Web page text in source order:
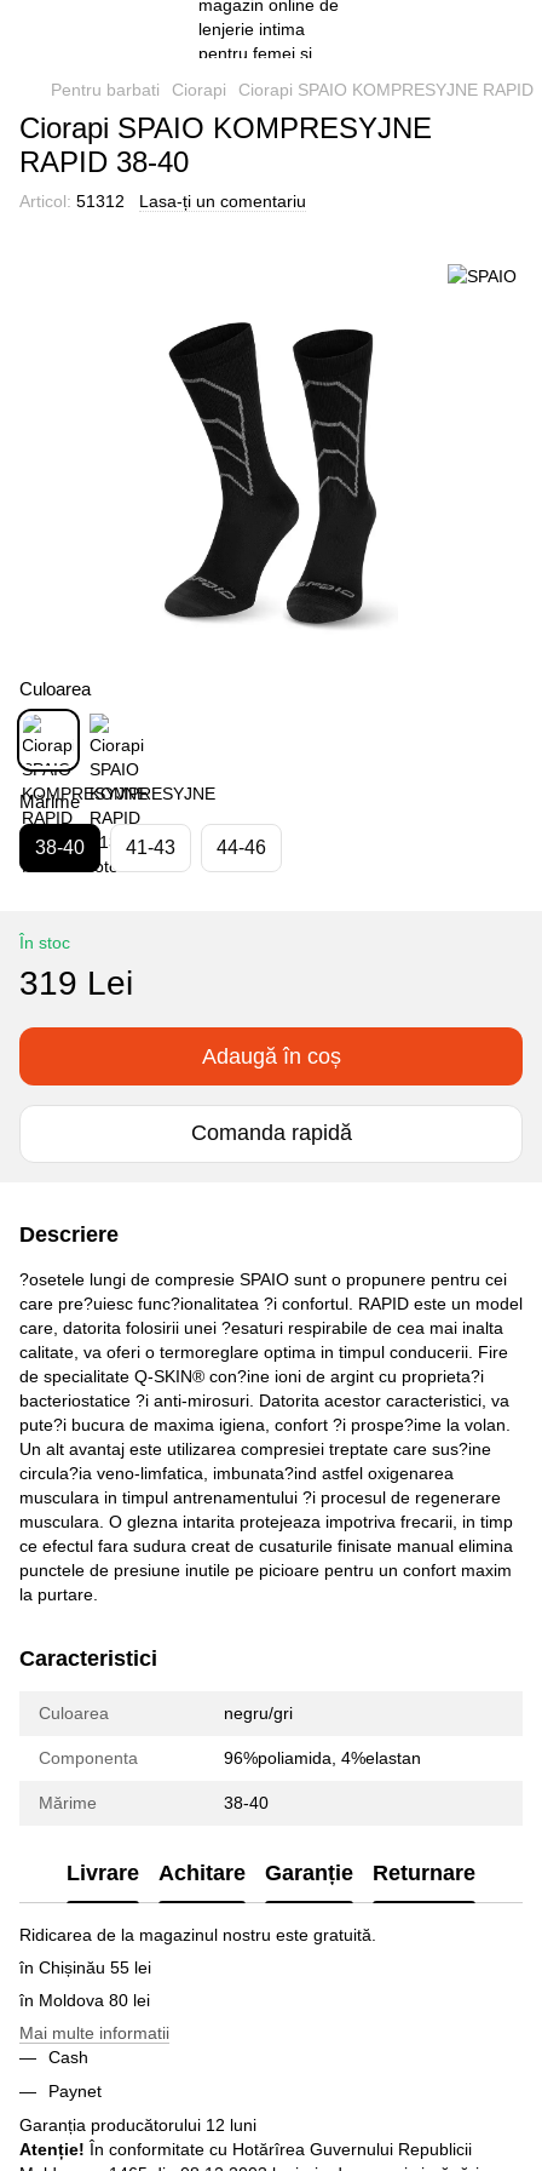
Pentru barbati Ciorapi Ciorapi SPAIO KOMPRESYJNE RAPID
Ciorapi SPAIO KOMPRESYJNE
RAPID 38-40
Articol: 51312 Lasa-ți un comentariu
Culoarea
Mărime
38-40 41-43 44-46
În stoc
319 Lei
Adaugă în coș
Comanda rapidă
Descriere
?osetele lungi de compresie SPAIO sunt o propunere pentru cei
care pre?uiesc func?ionalitatea ?i confortul. RAPID este un model
care, datorita folosirii unei ?esaturi respirabile de cea mai inalta
calitate, va oferi o termoreglare optima in timpul conducerii. Fire
de specialitate Q-SKIN® con?ine ioni de argint cu proprieta?i
bacteriostatice ?i anti-mirosuri. Datorita acestor caracteristici, va
pute?i bucura de maxima igiena, confort ?i prospe?ime la volan.
Un alt avantaj este utilizarea compresiei treptate care sus?ine
circula?ia veno-limfatica, imbunata?ind astfel oxigenarea
musculara in timpul antrenamentului ?i procesul de regenerare
musculara. O glezna intarita protejeaza impotriva frecarii, in timp
ce efectul fara sudura creat de cusaturile finisate manual elimina
punctele de presiune inutile pe picioare pentru un confort maxim
la purtare.
Caracteristici
Culoarea negru/gri
Componenta 96%poliamida, 4%elastan
Mărime 38-40
Livrare Achitare Garanție Returnare
Ridicarea de la magazinul nostru este gratuită.
în Chișinău 55 lei
în Moldova 80 lei
Mai multe informatii
Cash
Paynet
Garanția producătorului 12 luni
Atenție! În conformitate cu Hotărîrea Guvernului Republicii